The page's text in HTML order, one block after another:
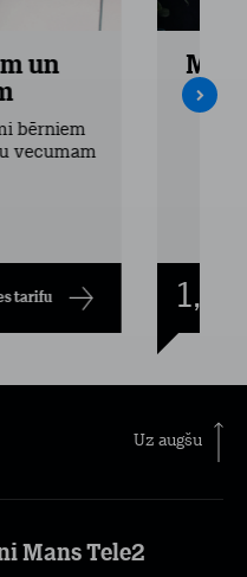
un
bērniem
vecumam
tarifu 1,00
Uz augšu
Mans Tele2